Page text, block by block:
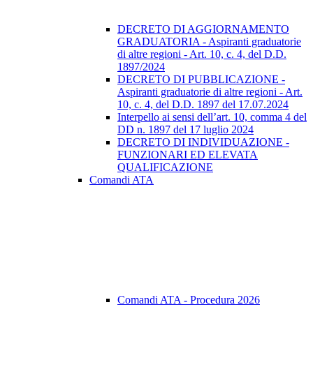
DECRETO DI AGGIORNAMENTO
GRADUATORIA - Aspiranti graduatorie
di altre regioni - Art. 10, c. 4, del D.D.
1897/2024
DECRETO DI PUBBLICAZIONE -
Aspiranti graduatorie di altre regioni - Art.
10, c. 4, del D.D. 1897 del 17.07.2024
Interpello ai sensi dell’art. 10, comma 4 del
DD n. 1897 del 17 luglio 2024
DECRETO DI INDIVIDUAZIONE -
FUNZIONARI ED ELEVATA
QUALIFICAZIONE
Comandi ATA
Comandi ATA - Procedura 2026